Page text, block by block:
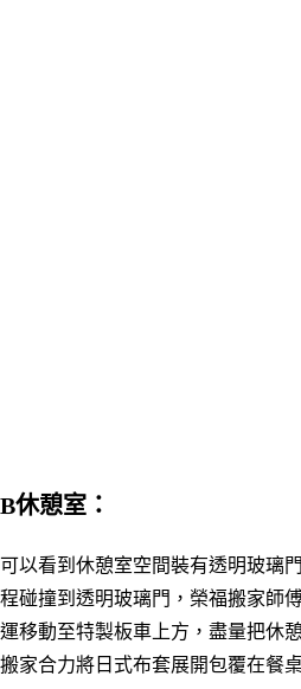
B休憩室：
可以看到休憩室空間裝有透明玻璃
程碰撞到透明玻璃門，榮福搬家師
運移動至特製板車上方，盡量把休
搬家合力將日式布套展開包覆在餐